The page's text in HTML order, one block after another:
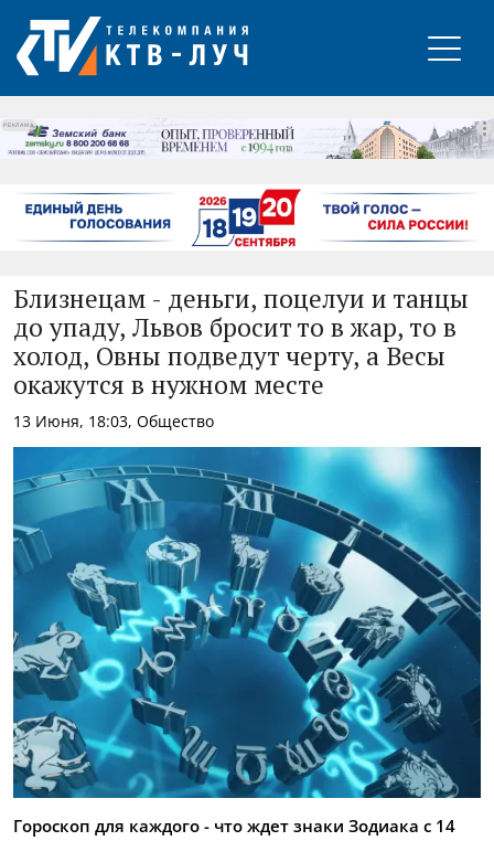
РЕКЛАМА
Близнецам - деньги, поцелуи и танцы
до упаду, Львов бросит то в жар, то в
холод, Овны подведут черту, а Весы
окажутся в нужном месте
13 Июня, 18:03, Общество
Гороскоп для каждого - что ждет знаки Зодиака с 14